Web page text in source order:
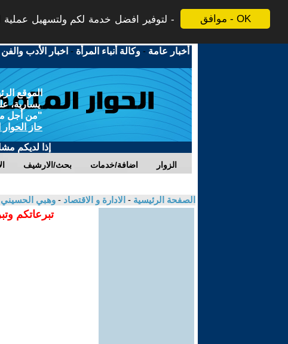
موافق - OK
لتوفير افضل خدمة لكم ولتسهيل عملية
أخبار عامة -وكالة أنباء المرأة - اخبار الأدب والفن
الموقع
يسارية،
"من أجل
حاز
إذا لديكم
بحث/الارشيف اضافة/خدمات الزوار
الصفحة الرئيسية - الادارة و الاقتصاد - وهبي الحسيني
تبرعاتكم